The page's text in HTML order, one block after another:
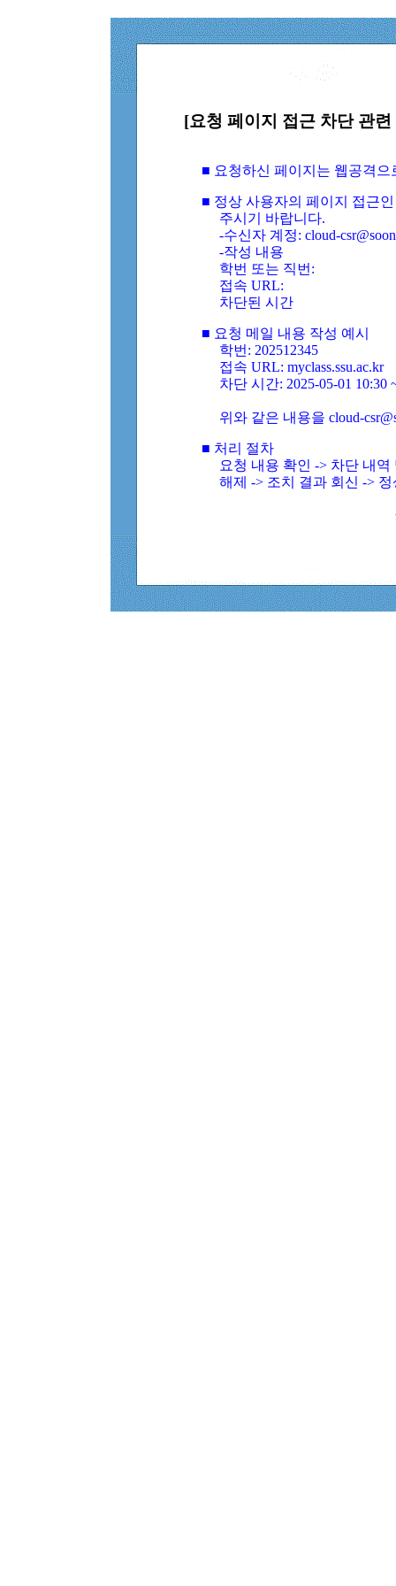
[요청 페이지 접근 차단 관
■ 요청하신 페이지는 웹공격
■ 정상 사용자의 페이지 접근
주시기 바랍니다.
-수신자 계정: cloud-
-작성 내용
학번 또는 직번:
접속 URL:
차단된 시간
■ 요청 메일 내용 작성 예시
학번: 202512345
접속 URL: myclass.ssu.ac.kr
차단 시간: 2025-05-01 10:30
위와 같은 내용을 cloud-
■ 처리 절차
요청 내용 확인 -> 차단 내
해제 -> 조치 결과 회신 ->